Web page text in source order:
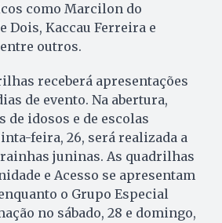
como Marcilon do
Dois, Kaccau Ferreira e
outros.
receberá apresentações
de evento. Na abertura,
idosos e de escolas
feira, 26, será realizada a
juninas. As quadrilhas
e Acesso se apresentam
o Grupo Especial
no sábado, 28 e domingo,